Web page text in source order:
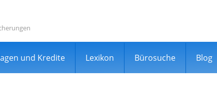
und Kredite Lexikon Bürosuche Blog